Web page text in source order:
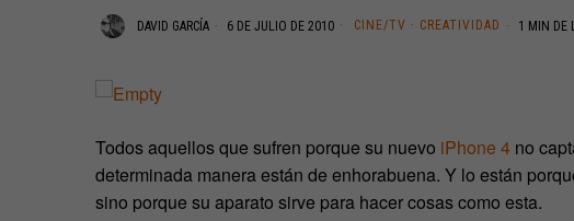
DAVID GARCÍA 6 DE JULIO DE 2010 CINE/TV · CREATIVIDAD 1 MIN DE
Todos aquellos que sufren porque su nuevo iPhone 4 no
determinada manera están de enhorabuena. Y lo están
sino porque su aparato sirve para hacer cosas como esta.